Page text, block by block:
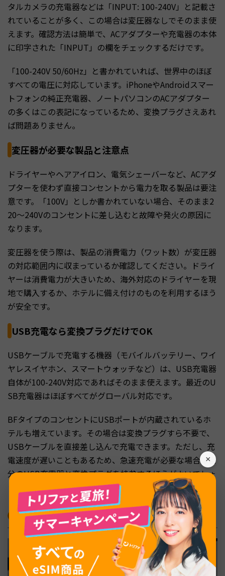
×
タルカメラの充電器などは「INPUT: 100-240V」と記載さ
れていることが多く、この場合は変圧器なしでそのまま使
えます。確認方法は簡単で、ACアダプターや充電器の本体
に印字された「INPUT」の欄をチェックするだけです。
「100-240V 50/60Hz」と書かれていれば、世界中のほぼ
すべての電圧に対応しています。iPhoneやAndroidスマー
トフォンの純正充電器、ノートパソコンのACアダプター
の多くはこの表記になっているため、変換プラグさえあれ
ば問題ありません。
変圧器が必要な製品と注意点
ドライヤーやヘアアイロン、電気シェーバーなど、ACアダ
プターを使わず直接コンセントから電力を取る製品は要注
意です。「100V」としか書かれていない場合、そのまま2
20〜240Vのコンセントに差し込むと故障や発火の原因に
なります。
変圧器を使う際は、製品の消費電力（ワット数）が変圧器
の対応範囲内に収まっているか確認してください。ドライ
ヤーは消費電力が大きいため、海外対応のドライヤーを現
地で購入するか、ホテルに備え付けのものを利用するほう
が安全です。
USB充電なら変換プラグだけでOK
USBケーブルで充電する機器（モバイルバッテリー、ワイ
ヤレスイヤホン、スマートウォッチなど）は、USB充電器
自体が100-240V対応であればそのまま使えます。最近のU
SB充電器はほぼすべてがグローバル対応です。
BFタイプのコンセントにUSBポートが内蔵されているホ
テルも増えています。その場合は変換プラグすら不要で、
USBケーブルを直接差し込んで充電できます。ただし、充
電速度が遅いこともあるため、急速充電が必要な場合は自
分のUSB充電器と変換プラグを持参するほうがよいでしょ
BFタイプ変換プラグの選び方